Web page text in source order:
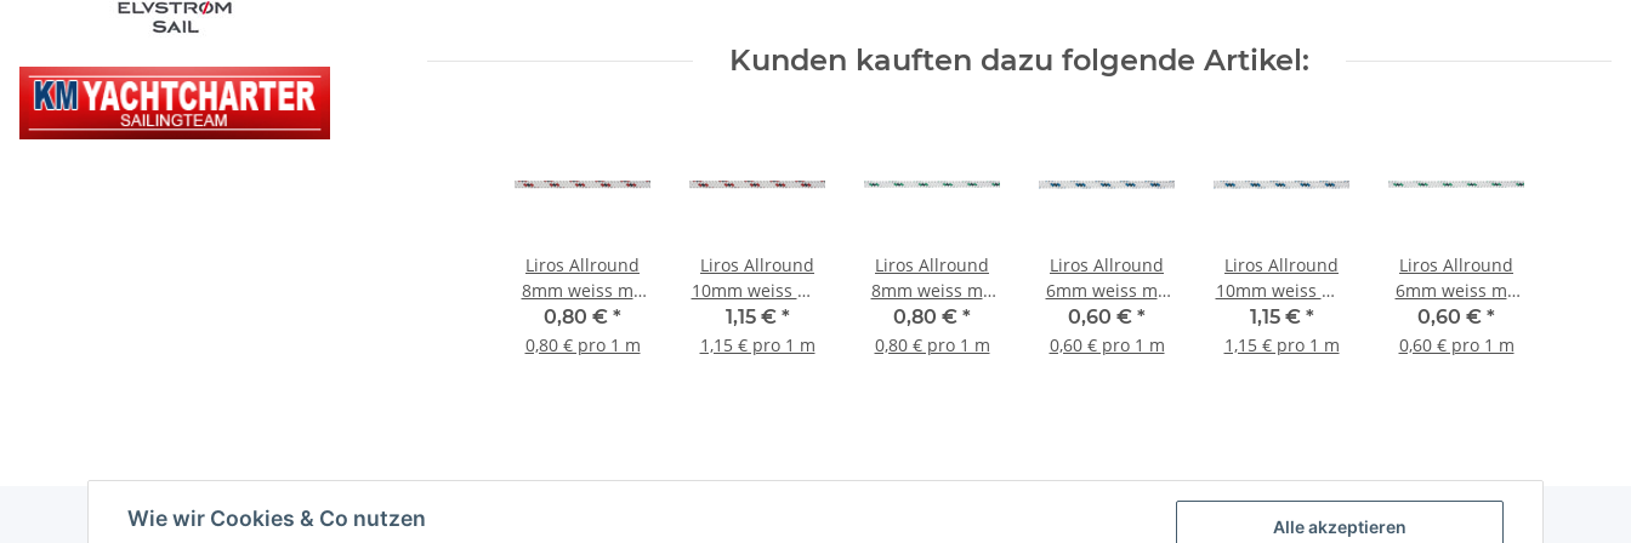
Alle akzeptieren
Wie wir Cookies & Co nutzen
Kunden kauften dazu folgende Artikel:
Liros Allround
8mm weiss mit
Kf. rot
0,80 € *
0,80 € pro 1 m
Liros Allround
10mm weiss mit
Kf. rot
1,15 € *
1,15 € pro 1 m
Liros Allround
8mm weiss mit
Kf. grün
0,80 € *
0,80 € pro 1 m
Liros Allround
6mm weiss mit
Kf. blau
0,60 € *
0,60 € pro 1 m
Liros Allround
10mm weiss mit
Kf. blau
1,15 € *
1,15 € pro 1 m
Liros Allround
6mm weiss mit
Kf. grün
0,60 € *
0,60 € pro 1 m